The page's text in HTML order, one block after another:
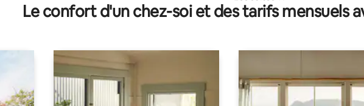
Le confort d'un chez-soi et des tarifs mensuels